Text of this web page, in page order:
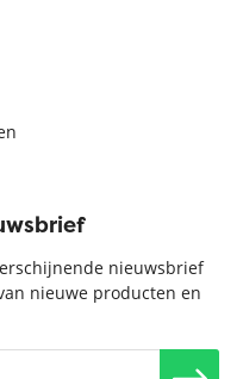
nieuwsbrief
nieuwe producten en